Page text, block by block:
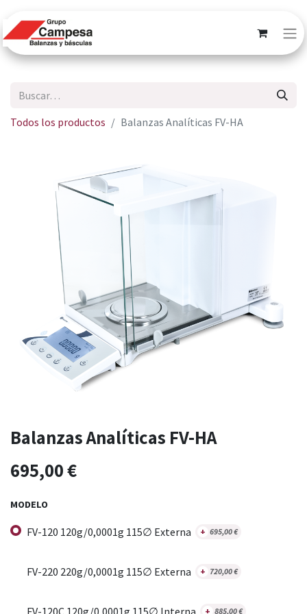
Todos los productos Balanzas Analíticas FV-HA
Balanzas Analíticas FV-HA
695,00€
MODELO
FV-120 120g/0,0001g 115∅ Externa + 695,00€
FV-220 220g/0,0001g 115∅ Externa + 720,00€
+ 885,00€